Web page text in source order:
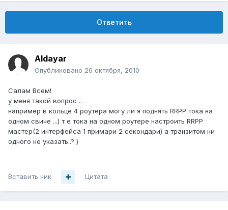
Ответить
Aldayar
Опубликовано 26 октября, 2010
Салам Всем!
у меня такой вопрос ..
например в кольце 4 роутера могу ли я поднять RRPP тока на
одном свиче ...) т е тока на одном роутере настроить RRPP
мастер(2 интерфейса 1 примари 2 секондари) а транзитом ни
одного не указать..? )
Вставить ник Цитата